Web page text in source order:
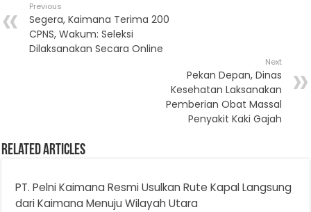
Previous
Segera, Kaimana Terima 200
CPNS, Wakum: Seleksi
Dilaksanakan Secara Online
Next
Pekan Depan, Dinas
Kesehatan Laksanakan
Pemberian Obat Massal
Penyakit Kaki Gajah
Related Articles
PT. Pelni Kaimana Resmi Usulkan Rute Kapal Langsung
dari Kaimana Menuju Wilayah Utara